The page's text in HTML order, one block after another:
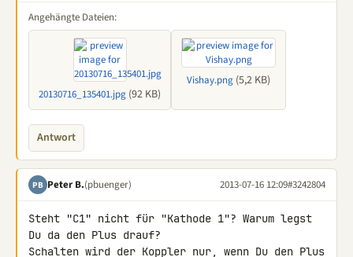
Angehängte Dateien:
20130716_135401.jpg (92 KB)
Vishay.png (5,2 KB)
Antwort
PB Peter B.(pbuenger) 2013-07-16 12:09#3242804
Steht "C1" nicht für "Kathode 1"? Warum legst
Du da den Plus drauf?
Schalten wird der Koppler nur, wenn Du den Plus